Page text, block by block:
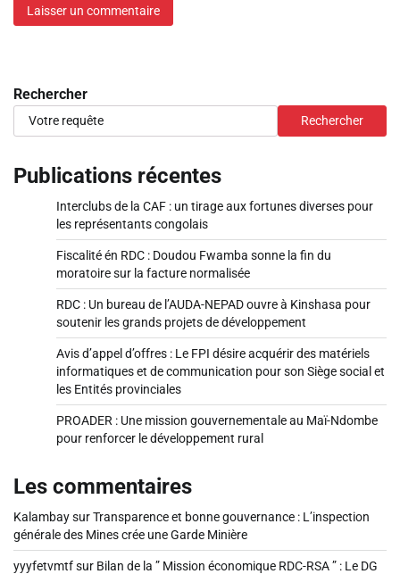
Rechercher
Rechercher
Publications récentes
Interclubs de la CAF : un tirage aux fortunes diverses pour
les représentants congolais
Fiscalité én RDC : Doudou Fwamba sonne la fin du
moratoire sur la facture normalisée
RDC : Un bureau de l’AUDA-NEPAD ouvre à Kinshasa pour
soutenir les grands projets de développement
Avis d’appel d’offres : Le FPI désire acquérir des matériels
informatiques et de communication pour son Siège social et
les Entités provinciales
PROADER : Une mission gouvernementale au Maï-Ndombe
pour renforcer le développement rural
Les commentaires
KalambaysurTransparence et bonne gouvernance : L’inspection
générale des Mines crée une Garde Minière
yyyfetvmtfsur Bilan de la ” Mission économique RDC-RSA ” : Le DG